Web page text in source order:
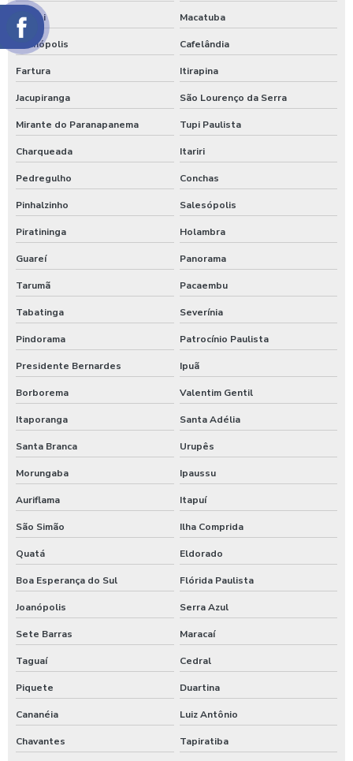
Itajobi Macatuba
Altinópolis Cafelândia
Fartura Itirapina
Jacupiranga São Lourenço da Serra
Mirante do Paranapanema Tupi Paulista
Charqueada Itariri
Pedregulho Conchas
Pinhalzinho Salesópolis
Piratininga Holambra
Guareí Panorama
Tarumã Pacaembu
Tabatinga Severínia
Pindorama Patrocínio Paulista
Presidente Bernardes Ipuã
Borborema Valentim Gentil
Itaporanga Santa Adélia
Santa Branca Urupês
Morungaba Ipaussu
Auriflama Itapuí
São Simão Ilha Comprida
Quatá Eldorado
Boa Esperança do Sul Flórida Paulista
Joanópolis Serra Azul
Sete Barras Maracaí
Taguaí Cedral
Piquete Duartina
Cananéia Luiz Antônio
Chavantes Tapiratiba